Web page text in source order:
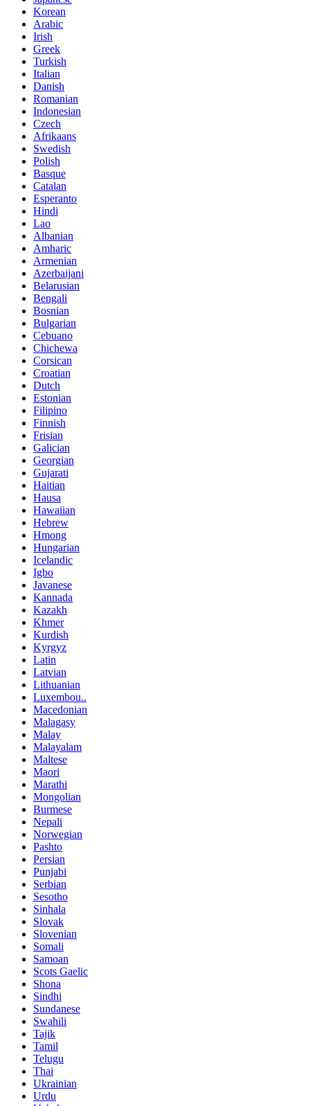
Korean
Arabic
Irish
Greek
Turkish
Italian
Danish
Romanian
Indonesian
Czech
Afrikaans
Swedish
Polish
Basque
Catalan
Esperanto
Hindi
Lao
Albanian
Amharic
Armenian
Azerbaijani
Belarusian
Bengali
Bosnian
Bulgarian
Cebuano
Chichewa
Corsican
Croatian
Dutch
Estonian
Filipino
Finnish
Frisian
Galician
Georgian
Gujarati
Haitian
Hausa
Hawaiian
Hebrew
Hmong
Hungarian
Icelandic
Igbo
Javanese
Kannada
Kazakh
Khmer
Kurdish
Kyrgyz
Latin
Latvian
Lithuanian
Luxembou..
Macedonian
Malagasy
Malay
Malayalam
Maltese
Maori
Marathi
Mongolian
Burmese
Nepali
Norwegian
Pashto
Persian
Punjabi
Serbian
Sesotho
Sinhala
Slovak
Slovenian
Somali
Samoan
Scots Gaelic
Shona
Sindhi
Sundanese
Swahili
Tajik
Tamil
Telugu
Thai
Ukrainian
Urdu